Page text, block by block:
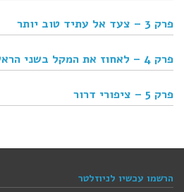
פרק 3 – צעד אל עתיד טוב יותר
פרק 4 – לאחוז את המקל בשני הראשים
פרק 5 – ציפורי דרור
הרשמו עכשיו לניוזלטר